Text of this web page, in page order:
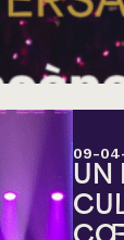
folk,
09-
UN